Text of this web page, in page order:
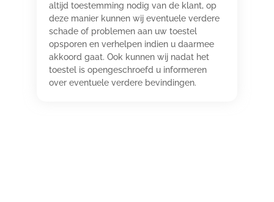
altijd toestemming nodig van de klant, op
deze manier kunnen wij eventuele verdere
schade of problemen aan uw toestel
opsporen en verhelpen indien u daarmee
akkoord gaat. Ook kunnen wij nadat het
toestel is opengeschroefd u informeren
over eventuele verdere bevindingen.